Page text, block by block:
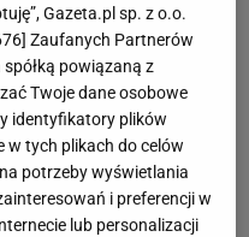
Gazeta.pl sp. z o.o.
] Zaufanych Partnerów
powiązaną z
Twoje dane osobowe
identyfikatory plików
w tych plikach do celów
potrzeby wyświetlania
i preferencji w
lub personalizacji